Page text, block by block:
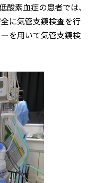
酸素血症の患者では、
に気管支鏡検査を行
を用いて気管支鏡検